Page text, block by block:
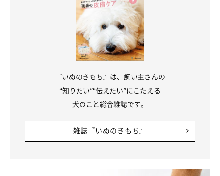
犬の肺炎の予防法
ウィルス性肺炎は、混合ワクチン接種によって主な原因ウィルス
また、肺炎は基礎疾患や上部気道の問題により起こることが多い
『いぬのきもち』は、飼い主さんの
“知りたい”“伝えたい”にこたえる
犬のこと総合雑誌です。
雑誌『いぬのきもち』